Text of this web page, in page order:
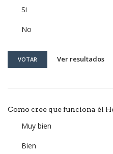
Si
No
VOTAR Ver resultados
Como cree que funciona él
Muy bien
Bien